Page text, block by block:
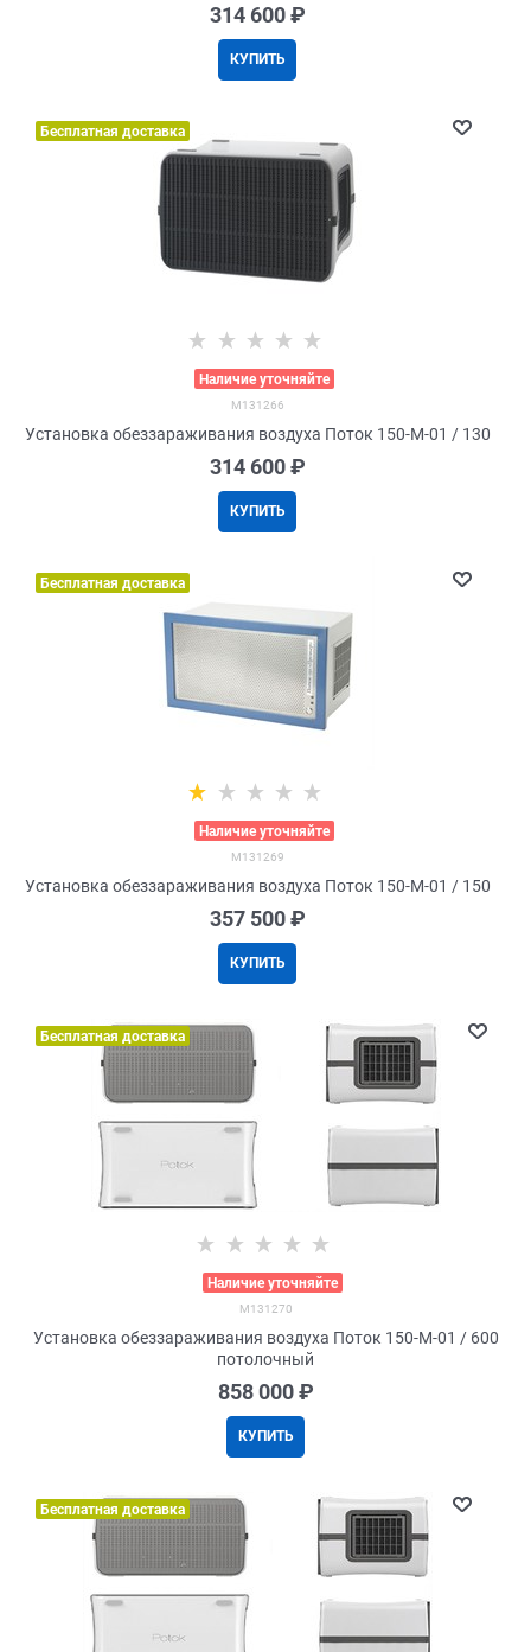
314 600 ₽
КУПИТЬ
Бесплатная доставка
Наличие уточняйте
M131266
Установка обеззараживания воздуха Поток 150-М-01 / 130
314 600 ₽
КУПИТЬ
Бесплатная доставка
Наличие уточняйте
M131269
Установка обеззараживания воздуха Поток 150-М-01 / 150
357 500 ₽
КУПИТЬ
Бесплатная доставка
Наличие уточняйте
M131270
Установка обеззараживания воздуха Поток 150-М-01 / 600
потолочный
858 000 ₽
КУПИТЬ
Бесплатная доставка